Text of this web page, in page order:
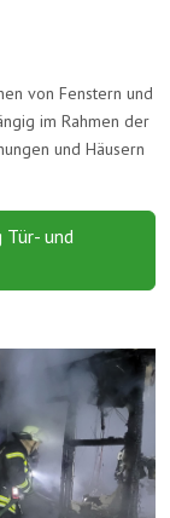
von Fenstern und
im Rahmen der
und Häusern
Tür- und